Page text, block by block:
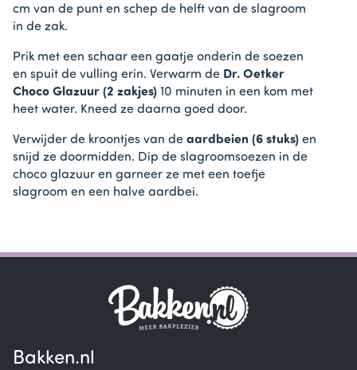
cm van de punt en schep de helft van de slagroom
in de zak.
Prik met een schaar een gaatje onderin de soezen
en spuit de vulling erin. Verwarm de Dr. Oetker
Choco Glazuur (2 zakjes) 10 minuten in een kom met
heet water. Kneed ze daarna goed door.
Verwijder de kroontjes van de aardbeien (6 stuks) en
snijd ze doormidden. Dip de slagroomsoezen in de
choco glazuur en garneer ze met een toefje
slagroom en een halve aardbei.
Bakken.nl